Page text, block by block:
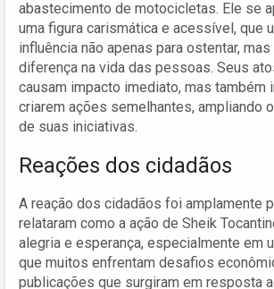
abastecimento de motocicletas. Ele se
uma figura carismática e acessível, que
influência não apenas para ostentar,
diferença na vida das pessoas. Seus
causam impacto imediato, mas também
criarem ações semelhantes, ampliando
de suas iniciativas.
Reações dos cidadãos
A reação dos cidadãos foi amplamente
relataram como a ação de Sheik
alegria e esperança, especialmente em
que muitos enfrentam desafios
publicações que surgiram em resposta